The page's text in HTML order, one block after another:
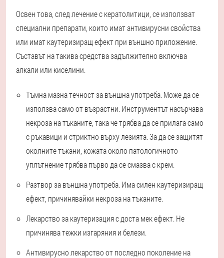
Освен това, след лечение с кератолитици, се използват
специални препарати, които имат антивирусни свойства
или имат каутеризиращ ефект при външно приложение.
Съставът на такива средства задължително включва
алкали или киселини.
Тъмна мазна течност за външна употреба. Може да се
използва само от възрастни. Инструментът насърчава
некроза на тъканите, така че трябва да се прилага само
с ръкавици и стриктно върху лезията. За да се защитят
околните тъкани, кожата около патологичното
уплътнение трябва първо да се смазва с крем.
Разтвор за външна употреба. Има силен каутеризиращ
ефект, причинявайки некроза на тъканите.
Лекарство за каутеризация с доста мек ефект. Не
причинява тежки изгаряния и белези.
Антивирусно лекарство от последно поколение на